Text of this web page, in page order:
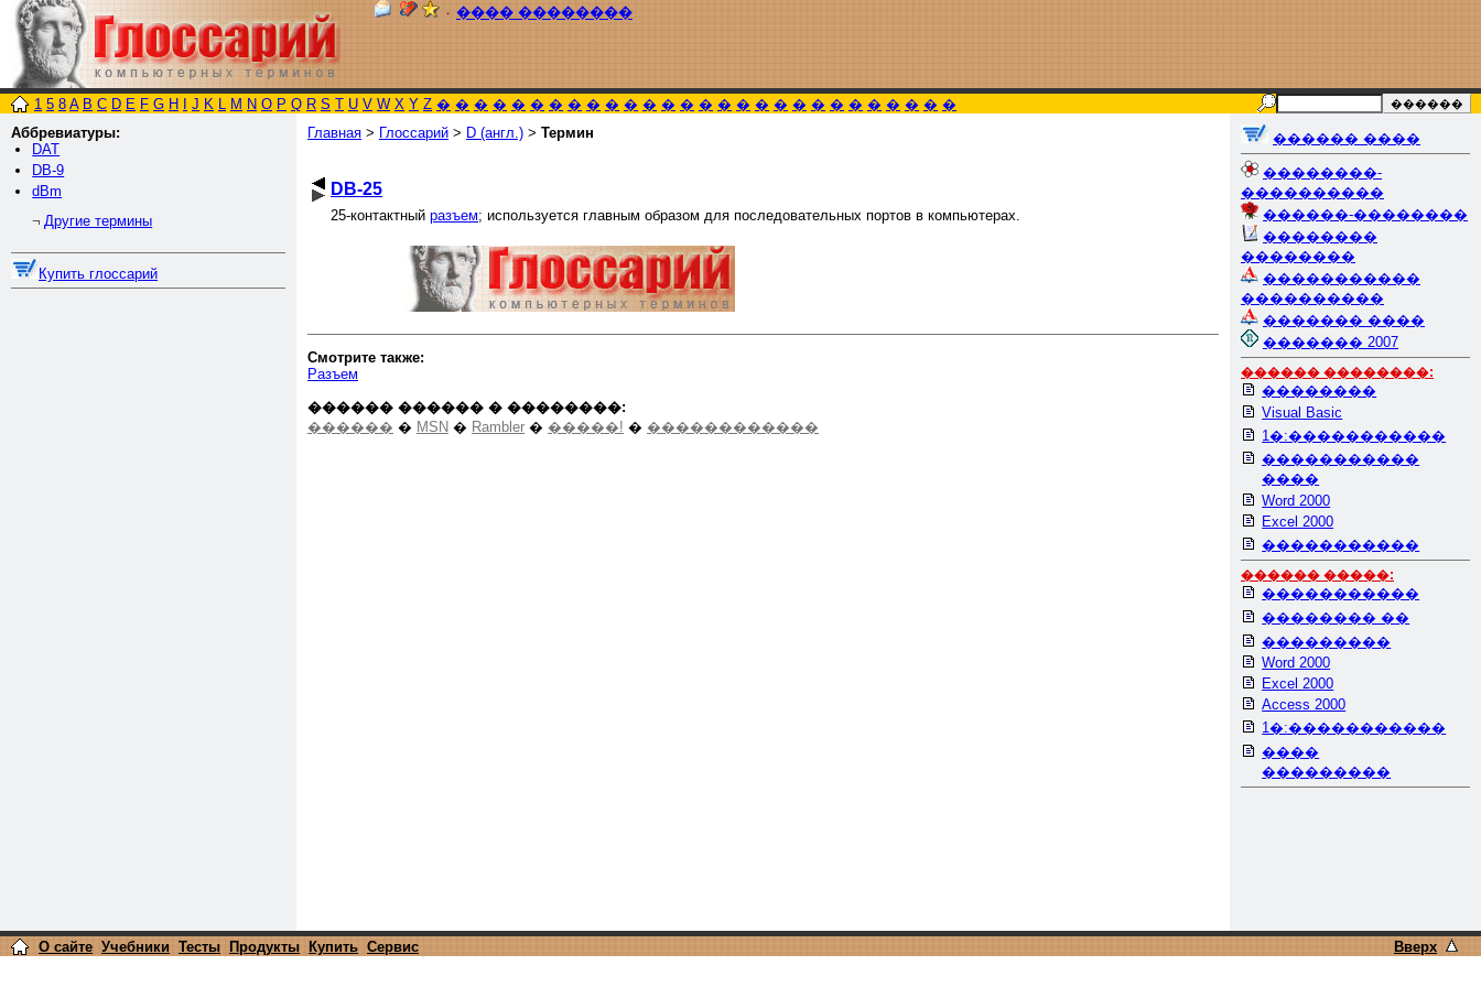
٠ ���� ��������
1 5 8 A B C D E F G H J K L M N O P Q R S T U V W X Y Z � � � � � � � � � � � � � � � � � � � � � � � � � � � �
Аббревиатуры:
DAT
DB-9
dBm
¬ Другие термины
Купить глоссарий
Главная > Глоссарий > D (англ.) > Термин
DB-25
25-контактный разъем; используется главным образом для последовательных портов в компьютерах.
Смотрите также:
Разъем
������ ������ � ��������:
������ � MSN � Rambler � �����! � ������������
������ ����
��������-
����������
������-��������
��������
��������
�����������
����������
������� ����
������� 2007
������ ��������:
��������
Visual Basic
1�:�����������
�����������
����
Word 2000
Excel 2000
�����������
������ �����:
�����������
�������� ��
���������
Word 2000
Excel 2000
Access 2000
1�:�����������
����
���������
О сайте Учебники Тесты Продукты Купить Сервис Вверх